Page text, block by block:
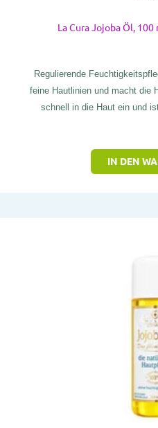
La Cura Jojoba Öl,
Regulierende
feine Hautlinien und macht die
schnell in die Haut ein und
IN DEN